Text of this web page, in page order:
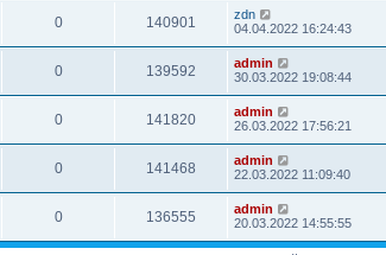
0 140901
zdn
04.04.2022 16:24:43
0 139592
admin
30.03.2022 19:08:44
0 141820
admin
26.03.2022 17:56:21
0 141468
admin
22.03.2022 11:09:40
0 136555
admin
20.03.2022 14:55:55